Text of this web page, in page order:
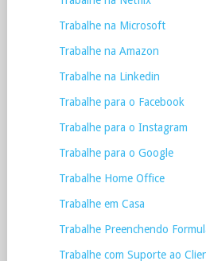
Trabalhe na Microsoft
Trabalhe na Amazon
Trabalhe na Linkedin
Trabalhe para o Facebook
Trabalhe para o Instagram
Trabalhe para o Google
Trabalhe Home Office
Trabalhe em Casa
Trabalhe Preenchendo
Trabalhe com Suporte ao